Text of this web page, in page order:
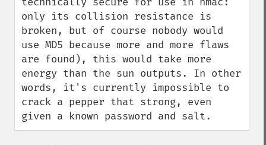
only its collision resistance is
broken, but of course nobody would
use MD5 because more and more flaws
are found), this would take more
energy than the sun outputs. In other
words, it's currently impossible to
crack a pepper that strong, even
given a known password and salt.